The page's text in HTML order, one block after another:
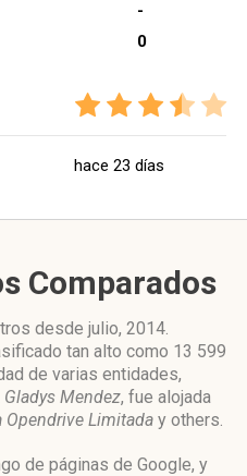
-
0
hace 23 días
Comparados
desde julio, 2014.
tan alto como 13 599
de varias entidades,
Gladys Mendez, fue alojada
Opendrive Limitada y others.
de páginas de Google, y